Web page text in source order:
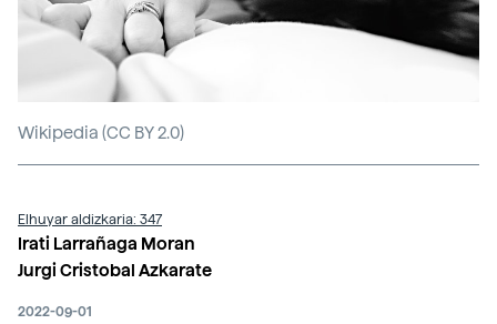
Wikipedia (CC BY 2.0)
Elhuyar aldizkaria: 347
Irati Larrañaga Moran
Jurgi Cristobal Azkarate
2022-09-01